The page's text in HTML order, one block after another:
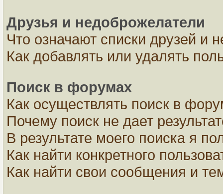
Друзья и недоброжелатели
Что означают списки друзей и
Как добавлять или удалять
Поиск в форумах
Как осуществлять поиск в
Почему поиск не дает
В результате моего поиска я
Как найти конкретного
Как найти свои сообщения и